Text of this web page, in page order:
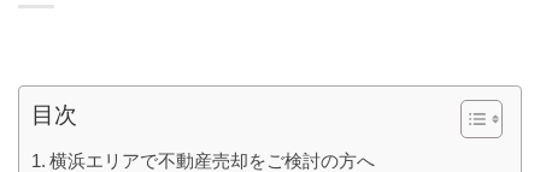
目次
横浜エリアで不動産売却をご検討の方へ